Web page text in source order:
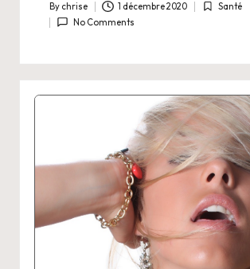
Posted
by
By chrise 1 décembre 2020
Posted
Santé
No Comments